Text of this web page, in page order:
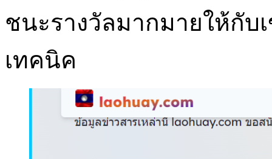
ชนะรางวัลมากมายให้กับ
เทคนิค